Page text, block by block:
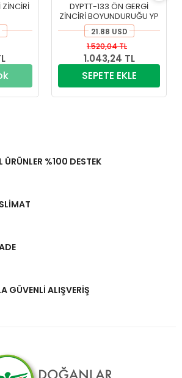
DYPTT-133 ÖN GERGİ
ZİNCİRİ BOYUNDURUĞU YP
21.88 USD
1.043,24 TL
1.520,04 TL
SEPETE EKLE
ÜRÜNLER %100 DESTEK
GÜVENLİ ALIŞVERİŞ